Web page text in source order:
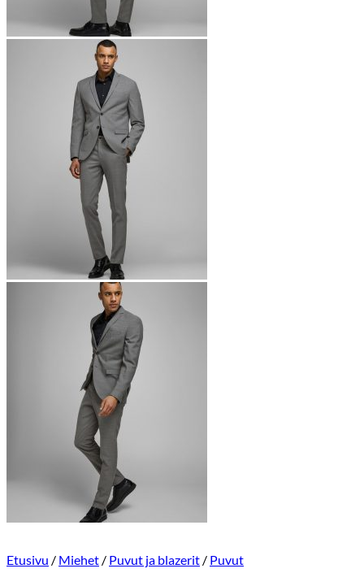
Etusivu / Miehet / Puvut ja blazerit / Puvut